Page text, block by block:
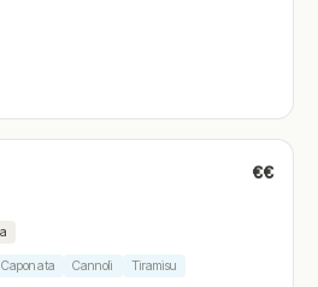
€€
Caponata Cannoli Tiramisu